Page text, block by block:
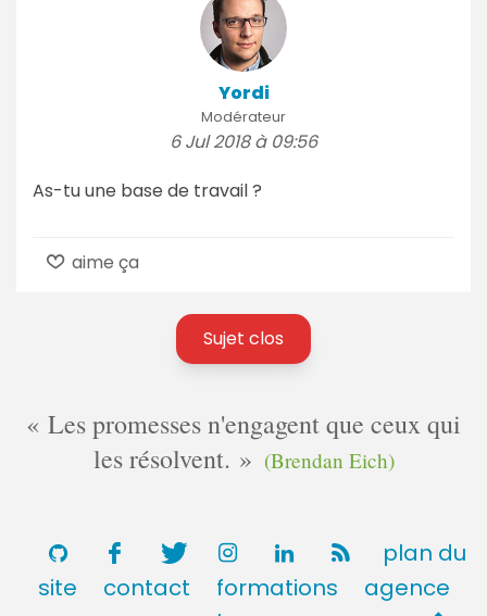
Yordi
Modérateur
6 Jul 2018 à 09:56
As-tu une base de travail ?
aime ça
Sujet clos
Les promesses n'engagent que ceux qui
les résolvent.
(Brendan Eich)
plan du
site
contact formations
agence